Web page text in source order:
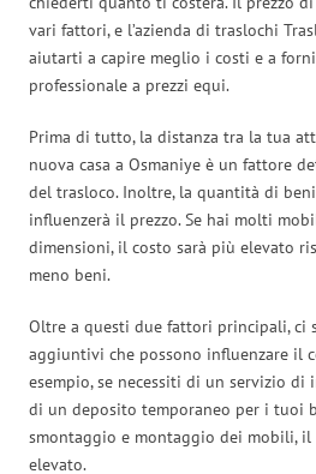
vari fattori, e l’azienda di traslochi
aiutarti a capire meglio i costi e a
professionale a prezzi equi.
Prima di tutto, la distanza tra la tua
nuova casa a Osmaniye è un fattore
del trasloco. Inoltre, la quantità di
influenzerà il prezzo. Se hai molti
dimensioni, il costo sarà più elevato
meno beni.
Oltre a questi due fattori principali, ci
aggiuntivi che possono influenzare il
esempio, se necessiti di un servizio di
di un deposito temporaneo per i tuoi
smontaggio e montaggio dei mobili, il
elevato.